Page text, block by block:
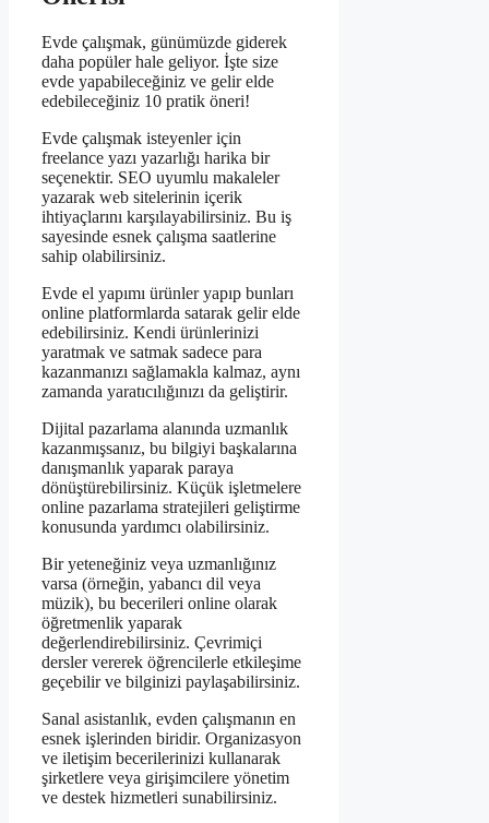
Evde çalışmak, günümüzde giderek
daha popüler hale geliyor. İşte size
evde yapabileceğiniz ve gelir elde
edebileceğiniz 10 pratik öneri!
Evde çalışmak isteyenler için
freelance yazı yazarlığı harika bir
seçenektir. SEO uyumlu makaleler
yazarak web sitelerinin içerik
ihtiyaçlarını karşılayabilirsiniz. Bu iş
sayesinde esnek çalışma saatlerine
sahip olabilirsiniz.
Evde el yapımı ürünler yapıp bunları
online platformlarda satarak gelir elde
edebilirsiniz. Kendi ürünlerinizi
yaratmak ve satmak sadece para
kazanmanızı sağlamakla kalmaz, aynı
zamanda yaratıcılığınızı da geliştirir.
Dijital pazarlama alanında uzmanlık
kazanmışsanız, bu bilgiyi başkalarına
danışmanlık yaparak paraya
dönüştürebilirsiniz. Küçük işletmelere
online pazarlama stratejileri geliştirme
konusunda yardımcı olabilirsiniz.
Bir yeteneğiniz veya uzmanlığınız
varsa (örneğin, yabancı dil veya
müzik), bu becerileri online olarak
öğretmenlik yaparak
değerlendirebilirsiniz. Çevrimiçi
dersler vererek öğrencilerle etkileşime
geçebilir ve bilginizi paylaşabilirsiniz.
Sanal asistanlık, evden çalışmanın en
esnek işlerinden biridir. Organizasyon
ve iletişim becerilerinizi kullanarak
şirketlere veya girişimcilere yönetim
ve destek hizmetleri sunabilirsiniz.